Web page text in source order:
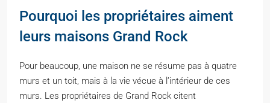
Pourquoi les propriétaires aiment
leurs maisons Grand Rock
Pour beaucoup, une maison ne se résume pas à quatre
murs et un toit, mais à la vie vécue à l’intérieur de ces
murs. Les propriétaires de Grand Rock citent